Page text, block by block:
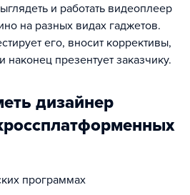
и работать видеоплеер
на разных видах гаджетов.
его, вносит коррективы,
презентует заказчику.
дизайнер
программах